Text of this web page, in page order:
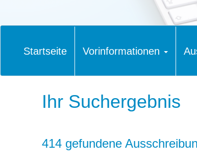
Startseite Vorinformationen
Ihr Suchergebnis
414 gefundene